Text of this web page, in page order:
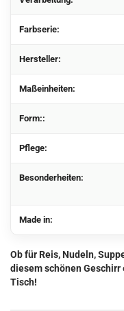
Farbserie:
Hersteller:
Maßeinheiten:
Form::
Pflege:
Besonderheiten:
Made in:
Ob für Reis, Nudeln,
diesem schönen
Tisch!